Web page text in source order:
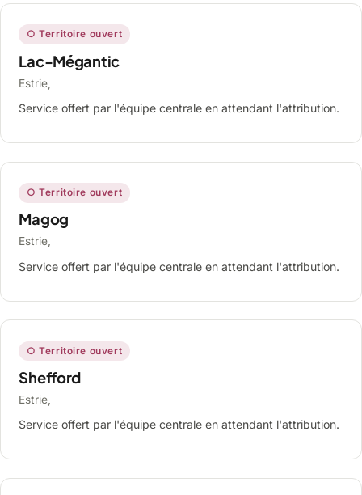
○ Territoire ouvert
Lac-Mégantic
Estrie,
Service offert par l'équipe centrale en attendant l'attribution.
○ Territoire ouvert
Magog
Estrie,
Service offert par l'équipe centrale en attendant l'attribution.
○ Territoire ouvert
Shefford
Estrie,
Service offert par l'équipe centrale en attendant l'attribution.